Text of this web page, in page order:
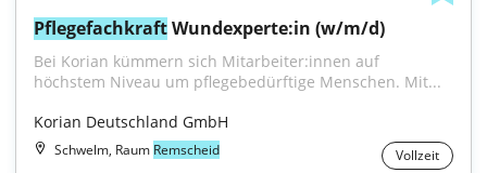
Pflegefachkraft Wundexperte:in (w/m/d)
Bei Korian kümmern sich Mitarbeiter:innen auf
höchstem Niveau um pflegebedürftige Menschen. Mit...
Korian Deutschland GmbH
Schwelm, Raum Remscheid Vollzeit